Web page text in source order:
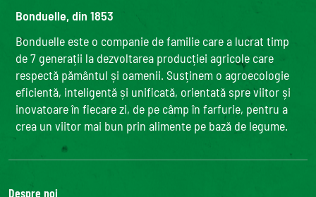
Bonduelle, din 1853
Bonduelle este o companie de familie care a lucrat timp
de 7 generații la dezvoltarea producției agricole care
respectă pământul și oamenii. Susținem o agroecologie
eficientă, inteligentă și unificată, orientată spre viitor și
inovatoare în fiecare zi, de pe câmp în farfurie, pentru a
crea un viitor mai bun prin alimente pe bază de legume.
Despre noi